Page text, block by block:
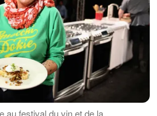
au festival du vin et de la